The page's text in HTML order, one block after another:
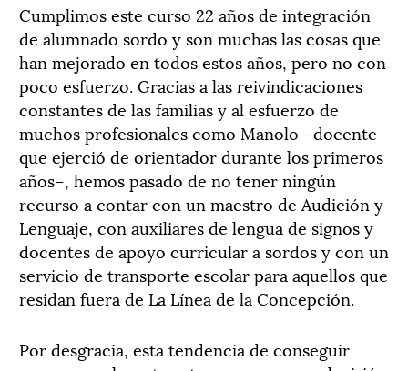
Cumplimos este curso 22 años de integración
de alumnado sordo y son muchas las cosas que
han mejorado en todos estos años, pero no con
poco esfuerzo. Gracias a las reivindicaciones
constantes de las familias y al esfuerzo de
muchos profesionales como Manolo –docente
que ejerció de orientador durante los primeros
años–, hemos pasado de no tener ningún
recurso a contar con un maestro de Audición y
Lenguaje, con auxiliares de lengua de signos y
docentes de apoyo curricular a sordos y con un
servicio de transporte escolar para aquellos que
residan fuera de La Línea de la Concepción.
Por desgracia, esta tendencia de conseguir